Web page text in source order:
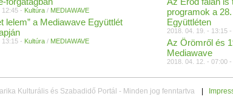
programok a
Együttléten
2018. 04. 19. - 13:15 -
Az Örömről és
Mediawave
2018. 04. 12. - 07:00 -
12:45 - Kultúra / MEDIAWAVE
lelem” a Mediawave Együttlét
13:15 - Kultúra / MEDIAWAVE
Kulturális és Szabadidő Portál - Minden jog fenntartva |